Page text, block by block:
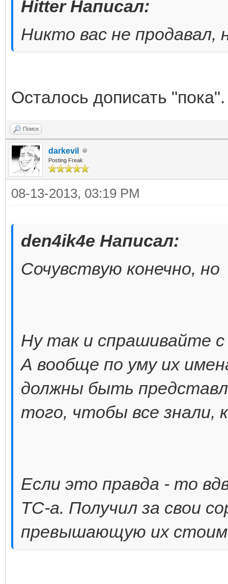
Hitter Написал:
Никто вас не продавал,
Осталось дописать
Поиск
darkevil
Posting Freak
08-13-2013, 03:19 PM
den4ik4e Написал:
Сочувствую конечно, но
Ну так и спрашивайте
А вообще по уму их
должны быть
того, чтобы все знали,
Если это правда - то
ТС-а. Получил за свои
превышающую их